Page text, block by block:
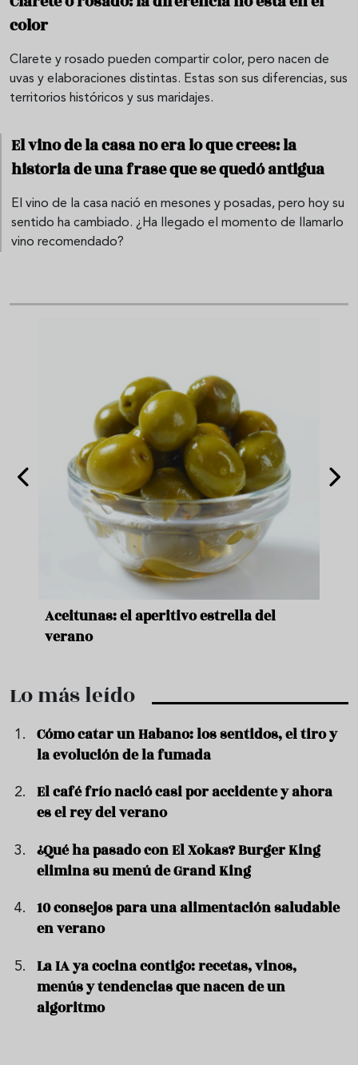
color
Clarete y rosado pueden compartir color, pero nacen de
uvas y elaboraciones distintas. Estas son sus diferencias, sus
territorios históricos y sus maridajes.
El vino de la casa no era lo que crees: la
historia de una frase que se quedó antigua
El vino de la casa nació en mesones y posadas, pero hoy su
sentido ha cambiado. ¿Ha llegado el momento de llamarlo
vino recomendado?
Aceitunas: el aperitivo estrella del
verano
Lo más leído
Cómo catar un Habano: los sentidos, el tiro y
la evolución de la fumada
El café frío nació casi por accidente y ahora
es el rey del verano
¿Qué ha pasado con El Xokas? Burger King
elimina su menú de Grand King
10 consejos para una alimentación saludable
en verano
La IA ya cocina contigo: recetas, vinos,
menús y tendencias que nacen de un
algoritmo